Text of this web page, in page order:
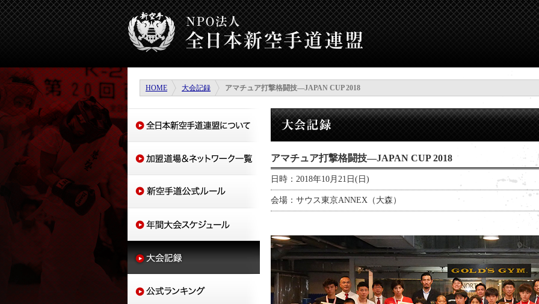
HOME 大会記録 アマチュア打撃格闘技―JAPAN CUP 2018
アマチュア打撃格闘技―JAPAN CUP 2018
日時： 2018年10月21日(日)
会場： サウス東京ANNEX（大森）